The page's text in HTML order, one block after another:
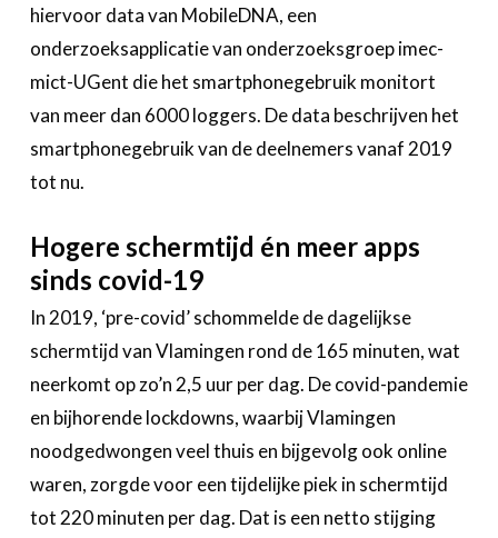
hiervoor data van MobileDNA, een
onderzoeksapplicatie van onderzoeksgroep imec-
mict-UGent die het smartphonegebruik monitort
van meer dan 6000 loggers. De data beschrijven het
smartphonegebruik van de deelnemers vanaf 2019
tot nu.
Hogere schermtijd én meer apps
sinds covid-19
In 2019, ‘pre-covid’ schommelde de dagelijkse
schermtijd van Vlamingen rond de 165 minuten, wat
neerkomt op zo’n 2,5 uur per dag. De covid-pandemie
en bijhorende lockdowns, waarbij Vlamingen
noodgedwongen veel thuis en bijgevolg ook online
waren, zorgde voor een tijdelijke piek in schermtijd
tot 220 minuten per dag. Dat is een netto stijging